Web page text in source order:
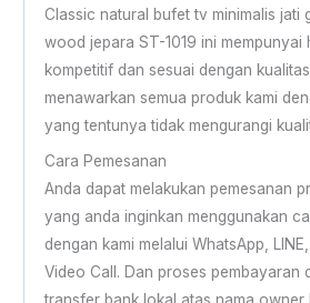
Classic natural bufet tv minimalis jati
wood jepara ST-1019 ini mempunyai
kompetitif dan sesuai dengan
menawarkan semua produk kami
yang tentunya tidak mengurangi
Cara Pemesanan
Anda dapat melakukan pemesanan
yang anda inginkan menggunakan
dengan kami melalui WhatsApp,
Video Call. Dan proses pembayaran